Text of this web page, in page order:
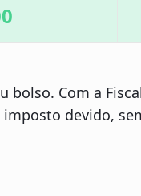
bolso. Com a
devido,